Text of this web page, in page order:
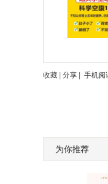
收藏 分享 手机阅
为你推荐